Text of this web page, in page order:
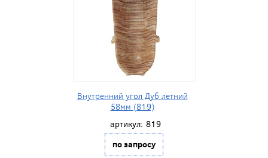
Внутренний угол Дуб летний
58мм (819)
артикул: 819
по запросу